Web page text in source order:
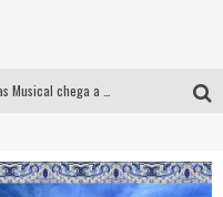
Fenômeno do pagode, Fabinho desembarca em BH com a primeira edição do “Pagobinho”